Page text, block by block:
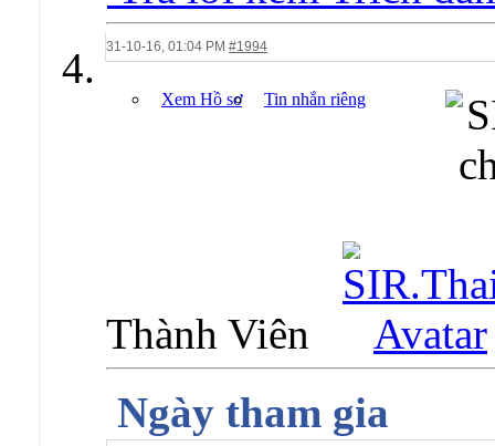
31-10-16, 01:04 PM #1994
Xem Hồ sơ Tin nhắn riêng
Thành Viên
Ngày tham gia